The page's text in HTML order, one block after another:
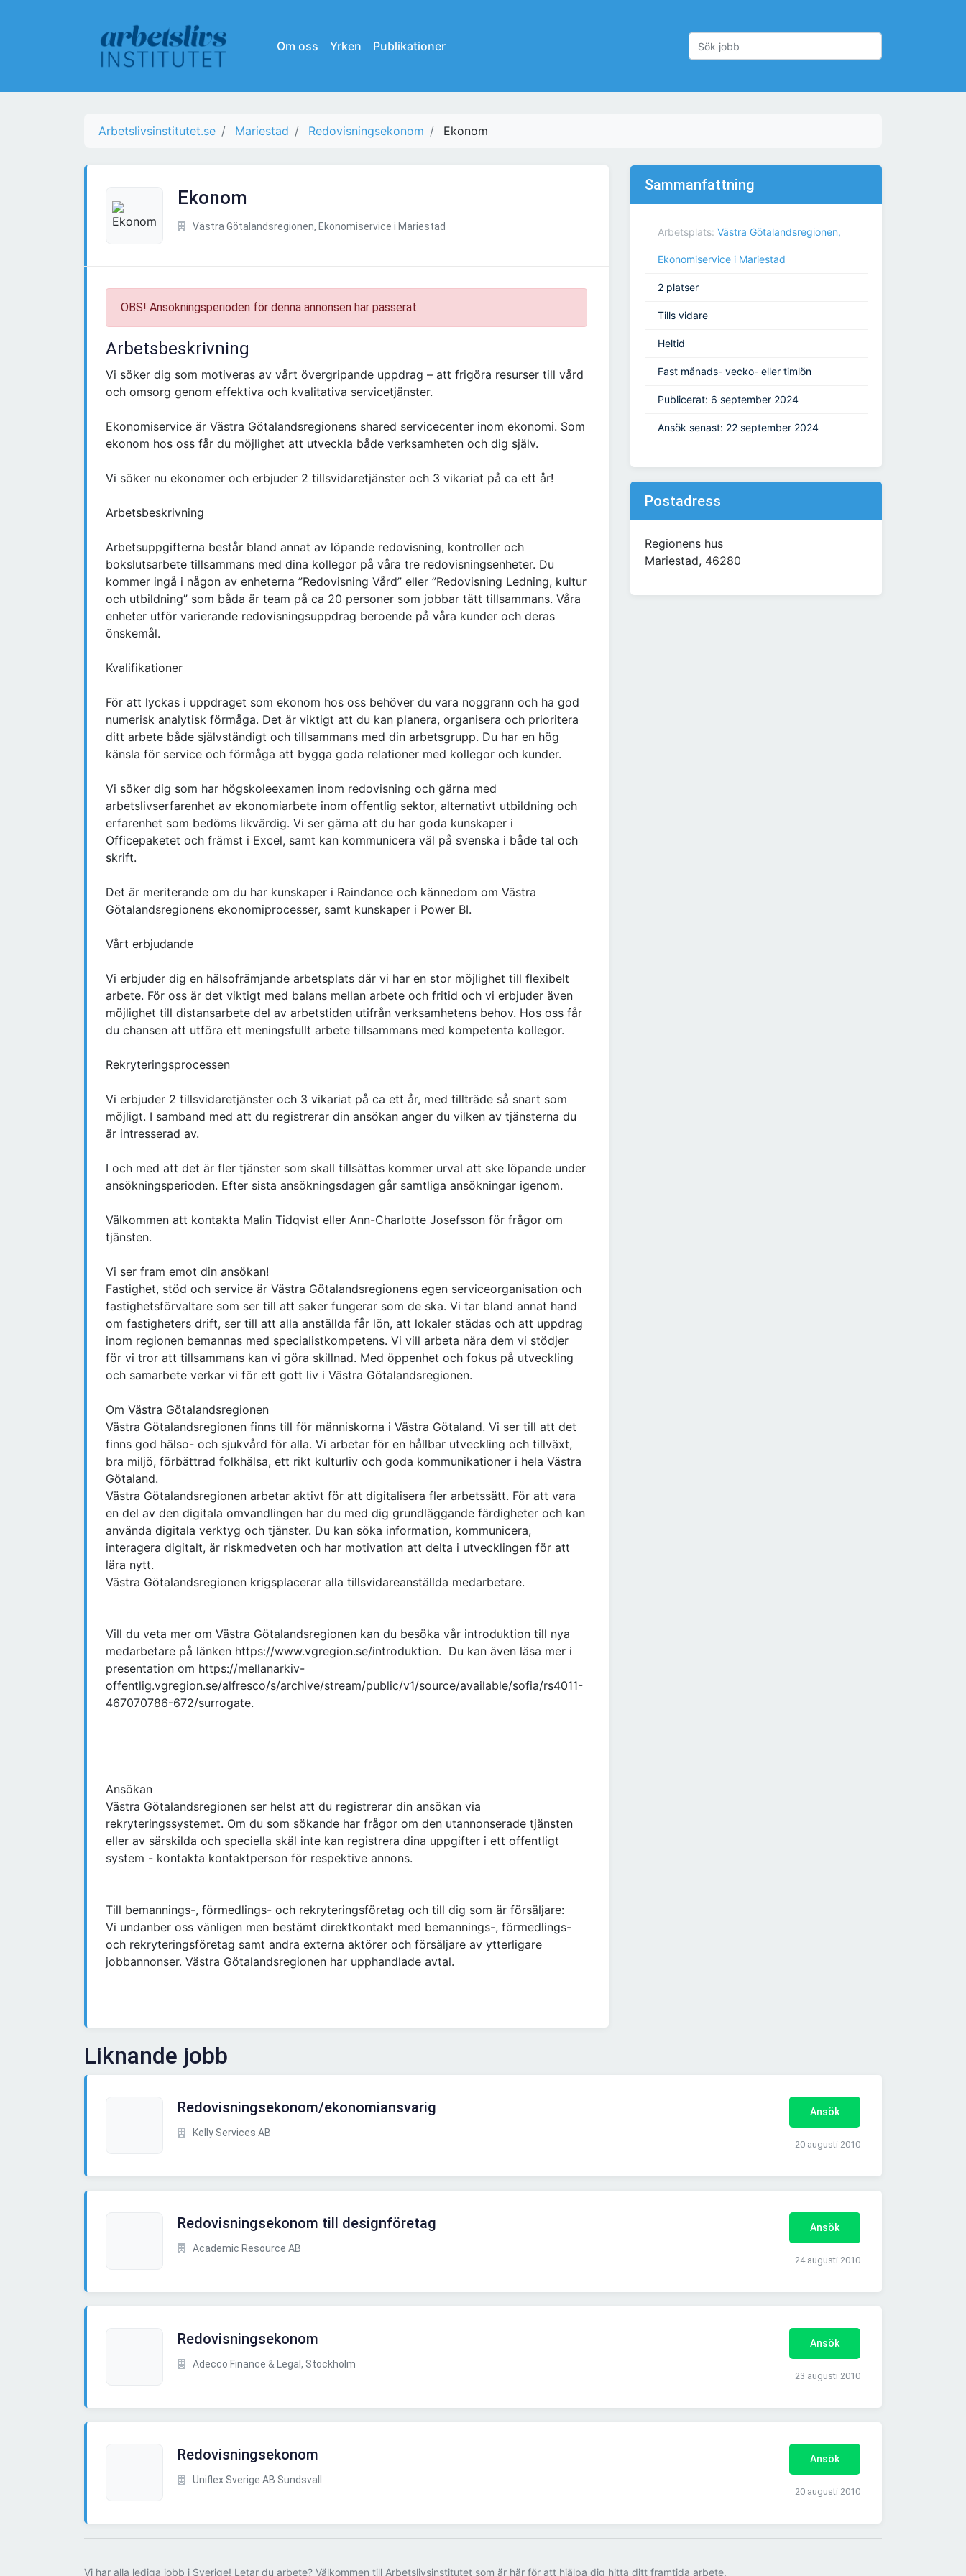
Om oss Yrken Publikationer
Arbetslivsinstitutet.se Mariestad Redovisningsekonom Ekonom
Ekonom
Västra Götalandsregionen, Ekonomiservice i Mariestad
OBS! Ansökningsperioden för denna annonsen har passerat.
Arbetsbeskrivning
Vi söker dig som motiveras av vårt övergripande uppdrag – att frigöra resurser till vård
och omsorg genom effektiva och kvalitativa servicetjänster.
Ekonomiservice är Västra Götalandsregionens shared servicecenter inom ekonomi. Som
ekonom hos oss får du möjlighet att utveckla både verksamheten och dig själv.
Vi söker nu ekonomer och erbjuder 2 tillsvidaretjänster och 3 vikariat på ca ett år!
Arbetsbeskrivning
Arbetsuppgifterna består bland annat av löpande redovisning, kontroller och
bokslutsarbete tillsammans med dina kollegor på våra tre redovisningsenheter. Du
kommer ingå i någon av enheterna ”Redovisning Vård” eller ”Redovisning Ledning, kultur
och utbildning” som båda är team på ca 20 personer som jobbar tätt tillsammans. Våra
enheter utför varierande redovisningsuppdrag beroende på våra kunder och deras
önskemål.
Kvalifikationer
För att lyckas i uppdraget som ekonom hos oss behöver du vara noggrann och ha god
numerisk analytisk förmåga. Det är viktigt att du kan planera, organisera och prioritera
ditt arbete både självständigt och tillsammans med din arbetsgrupp. Du har en hög
känsla för service och förmåga att bygga goda relationer med kollegor och kunder.
Vi söker dig som har högskoleexamen inom redovisning och gärna med
arbetslivserfarenhet av ekonomiarbete inom offentlig sektor, alternativt utbildning och
erfarenhet som bedöms likvärdig. Vi ser gärna att du har goda kunskaper i
Officepaketet och främst i Excel, samt kan kommunicera väl på svenska i både tal och
skrift.
Det är meriterande om du har kunskaper i Raindance och kännedom om Västra
Götalandsregionens ekonomiprocesser, samt kunskaper i Power BI.
Vårt erbjudande
Vi erbjuder dig en hälsofrämjande arbetsplats där vi har en stor möjlighet till flexibelt
arbete. För oss är det viktigt med balans mellan arbete och fritid och vi erbjuder även
möjlighet till distansarbete del av arbetstiden utifrån verksamhetens behov. Hos oss får
du chansen att utföra ett meningsfullt arbete tillsammans med kompetenta kollegor.
Rekryteringsprocessen
Vi erbjuder 2 tillsvidaretjänster och 3 vikariat på ca ett år, med tillträde så snart som
möjligt. I samband med att du registrerar din ansökan anger du vilken av tjänsterna du
är intresserad av.
I och med att det är fler tjänster som skall tillsättas kommer urval att ske löpande under
ansökningsperioden. Efter sista ansökningsdagen går samtliga ansökningar igenom.
Välkommen att kontakta Malin Tidqvist eller Ann-Charlotte Josefsson för frågor om
tjänsten.
Vi ser fram emot din ansökan!
Fastighet, stöd och service är Västra Götalandsregionens egen serviceorganisation och
fastighetsförvaltare som ser till att saker fungerar som de ska. Vi tar bland annat hand
om fastigheters drift, ser till att alla anställda får lön, att lokaler städas och att uppdrag
inom regionen bemannas med specialistkompetens. Vi vill arbeta nära dem vi stödjer
för vi tror att tillsammans kan vi göra skillnad. Med öppenhet och fokus på utveckling
och samarbete verkar vi för ett gott liv i Västra Götalandsregionen.
Om Västra Götalandsregionen
Västra Götalandsregionen finns till för människorna i Västra Götaland. Vi ser till att det
finns god hälso- och sjukvård för alla. Vi arbetar för en hållbar utveckling och tillväxt,
bra miljö, förbättrad folkhälsa, ett rikt kulturliv och goda kommunikationer i hela Västra
Götaland.
Västra Götalandsregionen arbetar aktivt för att digitalisera fler arbetssätt. För att vara
en del av den digitala omvandlingen har du med dig grundläggande färdigheter och kan
använda digitala verktyg och tjänster. Du kan söka information, kommunicera,
interagera digitalt, är riskmedveten och har motivation att delta i utvecklingen för att
lära nytt.
Västra Götalandsregionen krigsplacerar alla tillsvidareanställda medarbetare.
Vill du veta mer om Västra Götalandsregionen kan du besöka vår introduktion till nya
medarbetare på länken https://www.vgregion.se/introduktion. Du kan även läsa mer i
presentation om https://mellanarkiv-
offentlig.vgregion.se/alfresco/s/archive/stream/public/v1/source/available/sofia/rs4011-
467070786-672/surrogate.
Ansökan
Västra Götalandsregionen ser helst att du registrerar din ansökan via
rekryteringssystemet. Om du som sökande har frågor om den utannonserade tjänsten
eller av särskilda och speciella skäl inte kan registrera dina uppgifter i ett offentligt
system - kontakta kontaktperson för respektive annons.
Till bemannings-, förmedlings- och rekryteringsföretag och till dig som är försäljare:
Vi undanber oss vänligen men bestämt direktkontakt med bemannings-, förmedlings-
och rekryteringsföretag samt andra externa aktörer och försäljare av ytterligare
jobbannonser. Västra Götalandsregionen har upphandlade avtal.
Sammanfattning
Arbetsplats: Västra Götalandsregionen,
Ekonomiservice i Mariestad
2 platser
Tills vidare
Heltid
Fast månads- vecko- eller timlön
Publicerat: 6 september 2024
Ansök senast: 22 september 2024
Postadress
Regionens hus
Mariestad, 46280
Liknande jobb
Redovisningsekonom/ekonomiansvarig
Kelly Services AB
Ansök
20 augusti 2010
Redovisningsekonom till designföretag
Academic Resource AB
Ansök
24 augusti 2010
Redovisningsekonom
Adecco Finance & Legal, Stockholm
Ansök
23 augusti 2010
Redovisningsekonom
Uniflex Sverige AB Sundsvall
Ansök
20 augusti 2010
Vi har alla lediga jobb i Sverige! Letar du arbete? Välkommen till Arbetslivsinstitutet som är här för att hjälpa dig hitta ditt framtida arbete.